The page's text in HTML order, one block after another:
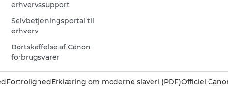
erhvervssupport
Selvbetjeningsportal til
erhverv
Bortskaffelse af Canon
forbrugsvarer
FortrolighedErklæring om moderne slaveri (PDF)Officiel